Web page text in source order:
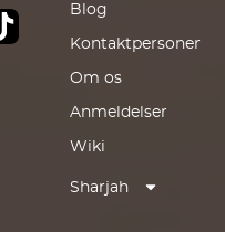
Blog
Kontaktpersoner
Om os
Anmeldelser
Wiki
Sharjah